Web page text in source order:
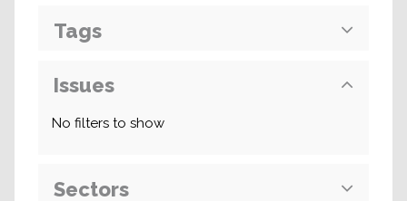
Tags
Issues
No filters to show
Sectors